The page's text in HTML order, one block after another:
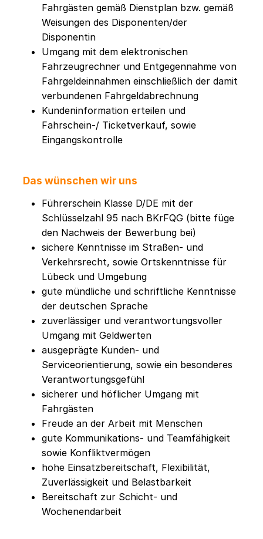
Fahrgästen gemäß Dienstplan bzw. gemäß
Weisungen des Disponenten/der
Disponentin
Umgang mit dem elektronischen
Fahrzeugrechner und Entgegennahme von
Fahrgeldeinnahmen einschließlich der damit
verbundenen Fahrgeldabrechnung
Kundeninformation erteilen und
Fahrschein-/ Ticketverkauf, sowie
Eingangskontrolle
Das wünschen wir uns
Führerschein Klasse D/DE mit der
Schlüsselzahl 95 nach BKrFQG (bitte füge
den Nachweis der Bewerbung bei)
sichere Kenntnisse im Straßen- und
Verkehrsrecht, sowie Ortskenntnisse für
Lübeck und Umgebung
gute mündliche und schriftliche Kenntnisse
der deutschen Sprache
zuverlässiger und verantwortungsvoller
Umgang mit Geldwerten
ausgeprägte Kunden- und
Serviceorientierung, sowie ein besonderes
Verantwortungsgefühl
sicherer und höflicher Umgang mit
Fahrgästen
Freude an der Arbeit mit Menschen
gute Kommunikations- und Teamfähigkeit
sowie Konfliktvermögen
hohe Einsatzbereitschaft, Flexibilität,
Zuverlässigkeit und Belastbarkeit
Bereitschaft zur Schicht- und
Wochenendarbeit